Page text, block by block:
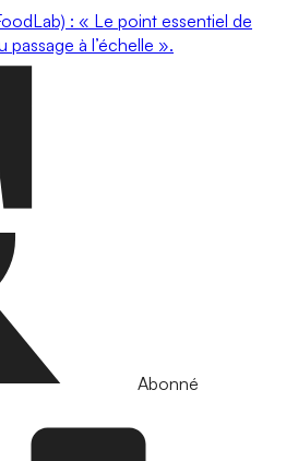
: « Le point essentiel de
passage à l’échelle ».
Abonné